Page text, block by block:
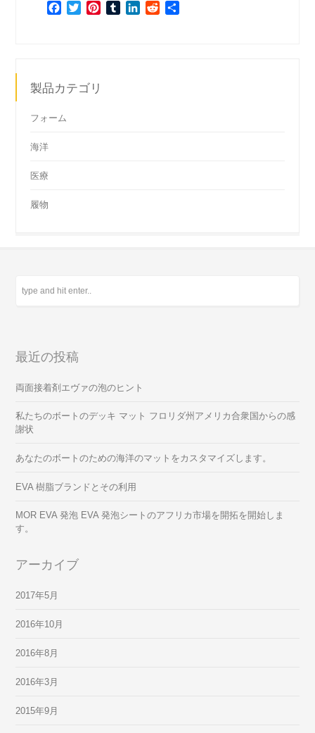
Facebook
TwitterPinterestTumblrLinkedInReddit
製品カテゴリ
フォーム
海洋
医療
履物
最近の投稿
両面接着剤エヴァの泡のヒント
私たちのボートのデッキ マット フロリダ州アメリカ合衆国からの感
謝状
あなたのボートのための海洋のマットをカスタマイズします。
EVA 樹脂ブランドとその利用
MOR EVA 発泡 EVA 発泡シートのアフリカ市場を開拓を開始しま
す。
アーカイブ
2017年5月
2016年10月
2016年8月
2016年3月
2015年9月